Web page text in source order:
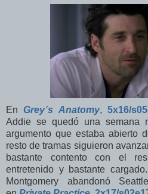
EnGrey´s Anatomy,5x16/
Addie se quedó una semana
argumento que estaba abierto
resto de tramas siguieron
bastante contento con el
entretenido y bastante
Montgomery abandonó